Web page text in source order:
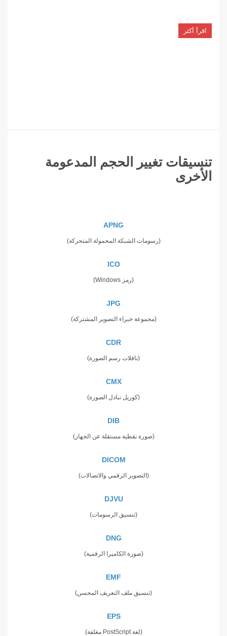
اقرأ أكثر
تنسيقات تغيير الحجم المدعومة
الأخرى
APNG
(رسومات الشبكة المحمولة المتحركة)
ICO
(رمز Windows)
JPG
(مجموعة خبراء التصوير المشتركة)
CDR
(ناقلات رسم الصورة)
CMX
(كوريل تبادل الصورة)
DIB
(صورة نقطية مستقلة عن الجهاز)
DICOM
(التصوير الرقمي والاتصالات)
DJVU
(تنسيق الرسومات)
DNG
(صورة الكاميرا الرقمية)
EMF
(تنسيق ملف التعريف المحسن)
EPS
(لغة PostScript مغلفة)